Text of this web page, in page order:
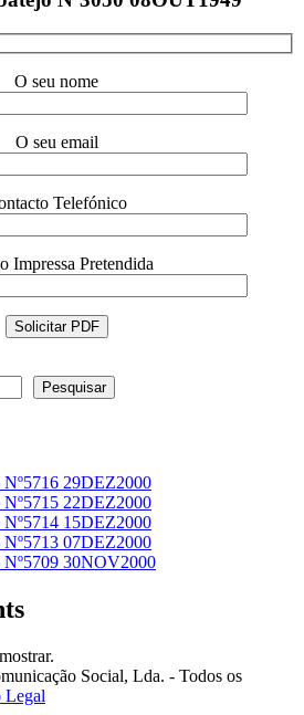
O seu nome
O seu email
Telefónico
Impressa Pretendida
Pesquisar
29DEZ2000
22DEZ2000
15DEZ2000
07DEZ2000
30NOV2000
Social, Lda. - Todos os
Legal